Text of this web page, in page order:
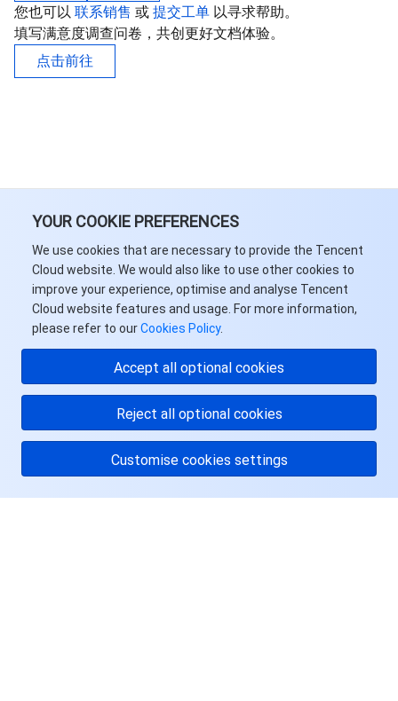
YOUR COOKIE PREFERENCES
We use cookies that are necessary to provide the Tencent
Cloud website. We would also like to use other cookies to
improve your experience, optimise and analyse Tencent
Cloud website features and usage. For more information,
please refer to ourCookies Policy.
Accept all optional cookies
Reject all optional cookies
Customise cookies settings
您也可以 联系销售 或 提交工单 以寻求帮助。
填写满意度调查问卷，共创更好文档体验。
点击前往